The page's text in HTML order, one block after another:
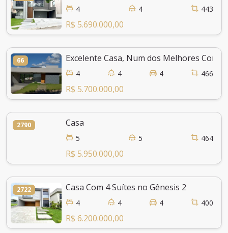
4 4 443
R$ 5.690.000,00
66 Excelente Casa, Num dos Melhores
4 4 4 466
R$ 5.700.000,00
2790 Casa
5 5 464
R$ 5.950.000,00
2722 Casa Com 4 Suítes no Gênesis 2
4 4 4 400
R$ 6.200.000,00